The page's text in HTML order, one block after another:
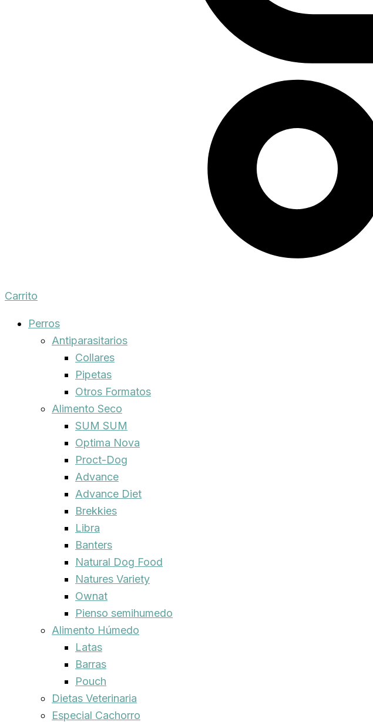
Carrito
Perros
Antiparasitarios
Collares
Pipetas
Otros Formatos
Alimento Seco
SUM SUM
Optima Nova
Proct-Dog
Advance
Advance Diet
Brekkies
Libra
Banters
Natural Dog Food
Natures Variety
Ownat
Pienso semihumedo
Alimento Húmedo
Latas
Barras
Pouch
Dietas Veterinaria
Especial Cachorro